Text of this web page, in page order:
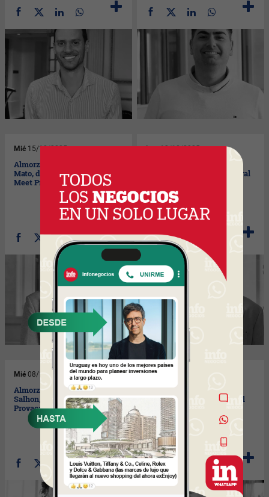
Mié 15/10/2025
Almorzamos con Martín Do
Mato, director comercial en
Meet Pía
Lun13/10/2025
Maisonnave, gerente general
Mié 08/10/2025
Almorzamos con Federico
Salhon, co fundador de
Provaca
Lun
Almorzamos con Nelson
Otormín, gerente comercial
de Las Acacias